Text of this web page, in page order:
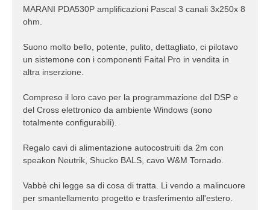
MARANI PDA530P amplificazioni Pascal 3 canali 3x250x 8
ohm.
Suono molto bello, potente, pulito, dettagliato, ci pilotavo
un sistemone con i componenti Faital Pro in vendita in
altra inserzione.
Compreso il loro cavo per la programmazione del DSP e
del Cross elettronico da ambiente Windows (sono
totalmente configurabili).
Regalo cavi di alimentazione autocostruiti da 2m con
speakon Neutrik, Shucko BALS, cavo W&M Tornado.
Vabbè chi legge sa di cosa di tratta. Li vendo a malincuore
per smantellamento progetto e trasferimento all'estero.